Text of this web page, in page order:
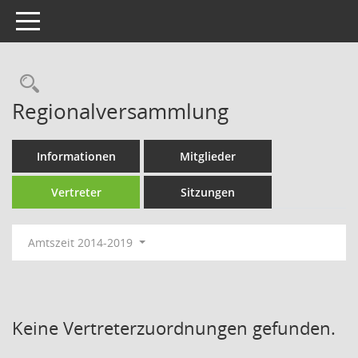
Toggle navigation
Rechercheauswahl
Regionalversammlung
Informationen Mitglieder
Vertreter Sitzungen
Amtszeit 2014-2019
Keine Vertreterzuordnungen gefunden.